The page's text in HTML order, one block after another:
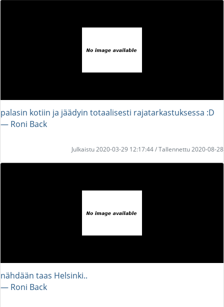
palasin kotiin ja jäädyin totaalisesti rajatarkastuksessa :D
― Roni Back
Julkaistu 2020-03-29 12:17:44 / Tallennettu 2020-08-28
nähdään taas Helsinki..
― Roni Back